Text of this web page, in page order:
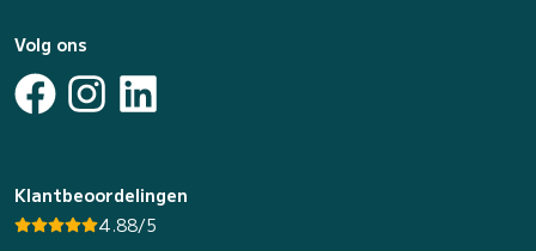
Volg ons
Klantbeoordelingen
4.88/5